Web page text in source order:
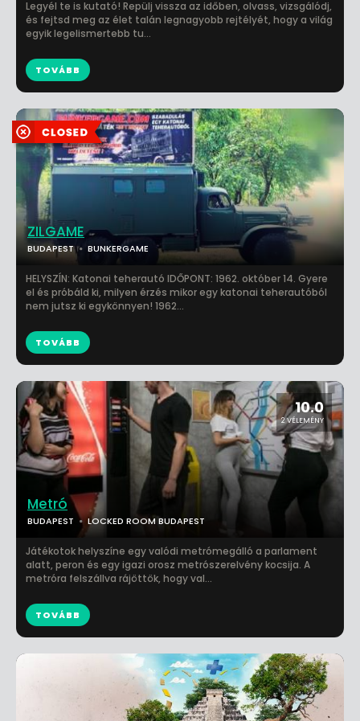
Legyél te is kutató! Repülj vissza az időben, olvass, vizsgálódj,
és fejtsd meg az élet talán legnagyobb rejtélyét, hogy a világ
egyik legelismertebb tu...
TOVÁBB
ZILGAME
BUDAPEST BUNKERGAME
HELYSZÍN: Katonai teherautó IDŐPONT: 1962. október 14. Gyere
el és próbáld ki, milyen érzés mikor egy katonai teherautóból
nem jutsz ki egykönnyen! 1962...
TOVÁBB
10.0
2 VÉLEMÉNY
Metró
BUDAPEST LOCKED ROOM BUDAPEST
Játékotok helyszíne egy valódi metrómegálló a parlament
alatt, peron és egy igazi orosz metrószerelvény kocsija. A
metróra felszállva rájöttök, hogy val...
TOVÁBB